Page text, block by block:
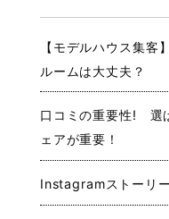
【モデルハウス集客
ルームは大丈夫？
口コミの重要性! 選
ェアが重要！
Instagramストーリ